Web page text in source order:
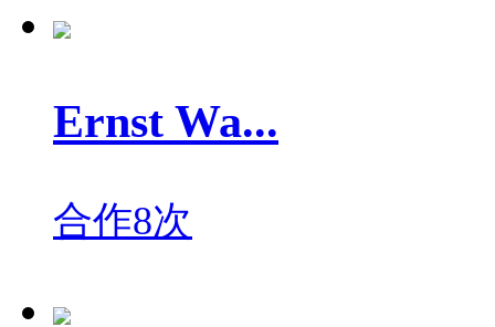
Ernst Wa...
合作8次